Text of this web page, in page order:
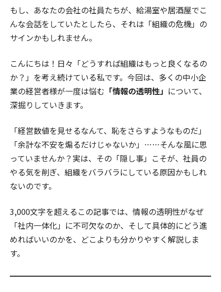
もし、あなたの会社の社員たちが、給湯室や居酒屋でこ
んな会話をしていたとしたら、それは「組織の危機」の
サインかもしれません。
こんにちは！日々「どうすれば組織はもっと良くなるの
か？」を考え続けている私です。今回は、多くの中小企
業の経営者様が一度は悩む 「情報の透明性」 について、
深掘りしていきます。
「経営数値を見せるなんて、恥をさらすようなものだ」
「余計な不安を煽るだけじゃないか」……そんな風に思
っていませんか？実は、その「隠し事」こそが、社員の
やる気を削ぎ、組織をバラバラにしている原因かもしれ
ないのです。
3,000文字を超えるこの記事では、情報の透明性がなぜ
「社内一体化」に不可欠なのか、そして具体的にどう進
めればいいのかを、どこよりも分かりやすく解説しま
す。